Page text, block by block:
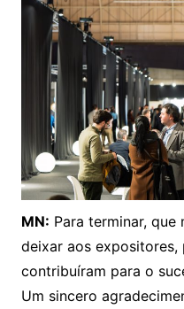
MN: Para terminar, que
deixar aos
contribuíram para o
Um sincero